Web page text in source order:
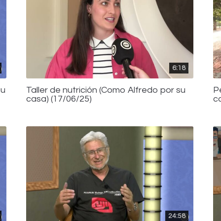
6:18
Taller de nutrición (Como Alfredo por su
casa) (17/06/25)
24:58